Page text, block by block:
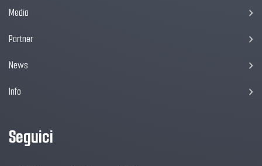
Media
Partner
News
Info
Seguici